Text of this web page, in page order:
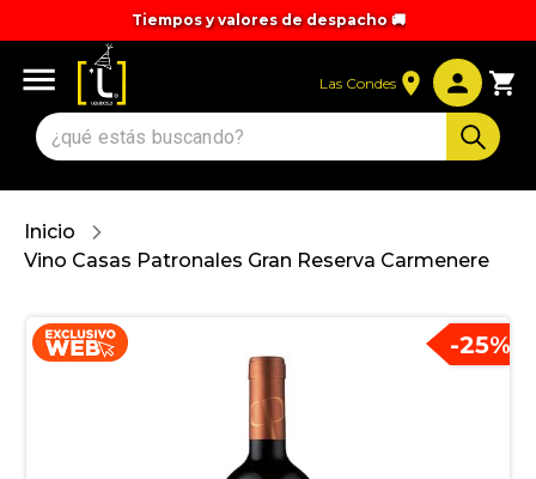
Tiempos y valores de despacho 🚚
Las Condes
Inicio
Vino Casas Patronales Gran Reserva Carmenere
-25%